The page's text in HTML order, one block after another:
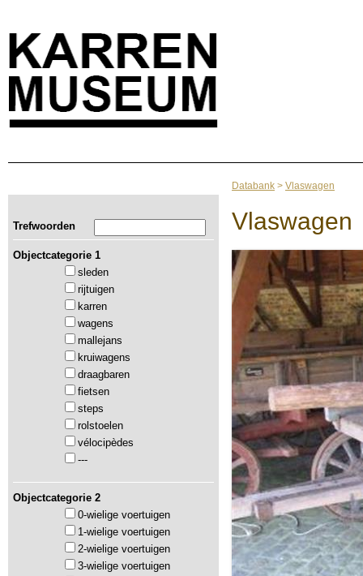
Trefwoorden
Objectcategorie 1
sleden
rijtuigen
karren
wagens
mallejans
kruiwagens
draagbaren
fietsen
steps
rolstoelen
vélocipèdes
---
Objectcategorie 2
0-wielige voertuigen
1-wielige voertuigen
2-wielige voertuigen
3-wielige voertuigen
Databank > Vlaswagen
Vlaswagen